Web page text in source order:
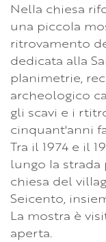
Nella chiesa
una piccola
ritrovamento
dedicata alla
planimetrie,
archeologico
gli scavi e i
cinquant'anni
Tra il 1974 e il
lungo la
chiesa del
Seicento,
La mostra è
aperta.